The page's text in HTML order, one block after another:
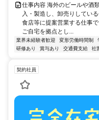
仕事内容 海外のビールや酒
入・製造し、卸売りしてい
食店等に提案営業する仕事
ご自宅を拠点とし...
業界未経験者歓迎 変形労働時間制
研修あり
賞与あり 交通費支給 社
契約社員